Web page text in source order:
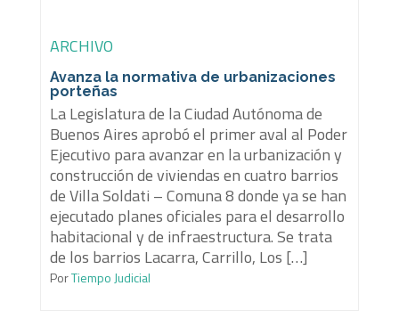
ARCHIVO
Avanza la normativa de urbanizaciones
porteñas
La Legislatura de la Ciudad Autónoma de
Buenos Aires aprobó el primer aval al Poder
Ejecutivo para avanzar en la urbanización y
construcción de viviendas en cuatro barrios
de Villa Soldati – Comuna 8 donde ya se han
ejecutado planes oficiales para el desarrollo
habitacional y de infraestructura. Se trata
de los barrios Lacarra, Carrillo, Los […]
PorTiempo Judicial